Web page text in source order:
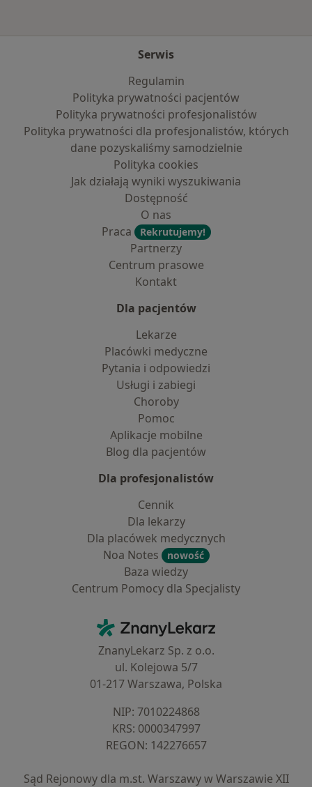
Serwis
Regulamin
Polityka prywatności pacjentów
Polityka prywatności profesjonalistów
Polityka prywatności dla profesjonalistów, których
dane pozyskaliśmy samodzielnie
Polityka cookies
Jak działają wyniki wyszukiwania
Dostępność
O nas
Praca
Rekrutujemy!
Partnerzy
Centrum prasowe
Kontakt
Dla pacjentów
Lekarze
Placówki medyczne
Pytania i odpowiedzi
Usługi i zabiegi
Choroby
Pomoc
Aplikacje mobilne
Blog dla pacjentów
Dla profesjonalistów
Cennik
Dla lekarzy
Dla placówek medycznych
Noa Notes
nowość
Baza wiedzy
Centrum Pomocy dla Specjalisty
ZnanyLekarz - Strona główna
ZnanyLekarz Sp. z o.o.
ul. Kolejowa 5/7
01-217 Warszawa, Polska
NIP: ⁠7010224868
KRS: ⁠0000347997
REGON: ⁠142276657
Sąd Rejonowy dla m.st. Warszawy w Warszawie XII